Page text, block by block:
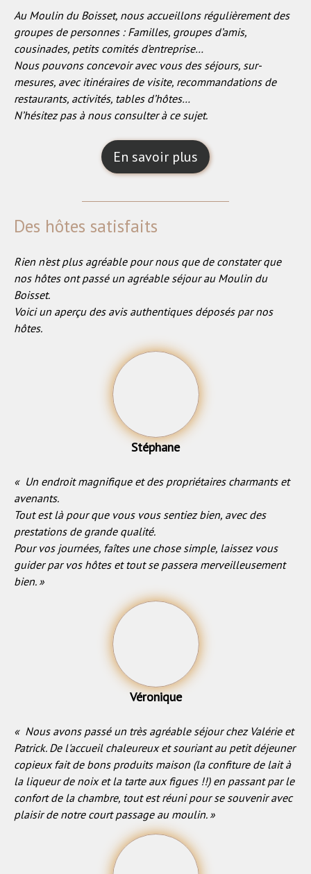
Au Moulin du Boisset, nous accueillons régulièrement des
groupes de personnes : Familles, groupes d’amis,
cousinades, petits comités d’entreprise…
Nous pouvons concevoir avec vous des séjours, sur-
mesures, avec itinéraires de visite, recommandations de
restaurants, activités, tables d’hôtes…
N’hésitez pas à nous consulter à ce sujet.
En savoir plus
Des hôtes satisfaits
Rien n’est plus agréable pour nous que de constater que
nos hôtes ont passé un agréable séjour au Moulin du
Boisset.
Voici un aperçu des avis authentiques déposés par nos
hôtes.
Stéphane
« Un endroit magnifique et des propriétaires charmants et
avenants.
Tout est là pour que vous vous sentiez bien, avec des
prestations de grande qualité.
Pour vos journées, faîtes une chose simple, laissez vous
guider par vos hôtes et tout se passera merveilleusement
bien. »
Véronique
« Nous avons passé un très agréable séjour chez Valérie et
Patrick. De l'accueil chaleureux et souriant au petit déjeuner
copieux fait de bons produits maison (la confiture de lait à
la liqueur de noix et la tarte aux figues !!) en passant par le
confort de la chambre, tout est réuni pour se souvenir avec
plaisir de notre court passage au moulin. »